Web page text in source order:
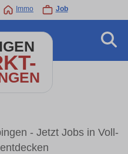
Immo Job
- Jetzt Jobs in Voll-